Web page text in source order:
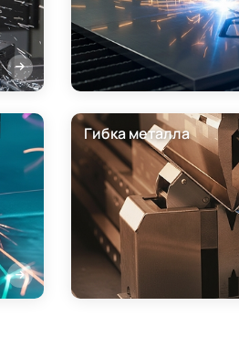
Гибка металла